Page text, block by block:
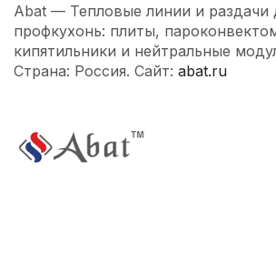
Abat — Тепловые линии и раздачи
профкухонь: плиты,
кипятильники и нейтральные
Страна: Россия. Сайт: abat.ru